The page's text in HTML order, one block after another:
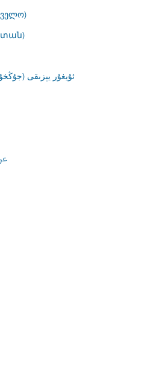
ئۇيغۇر يېزىقى